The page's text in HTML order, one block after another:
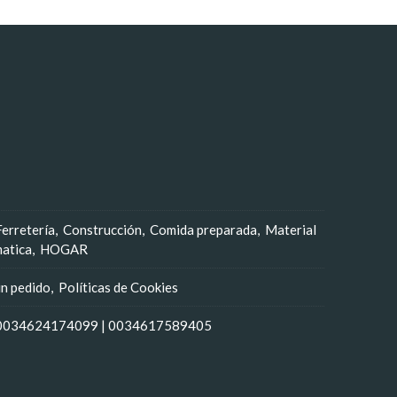
Construcción Comida preparada
Material
HOGAR
pedido Políticas de Cookies
| 0034617589405